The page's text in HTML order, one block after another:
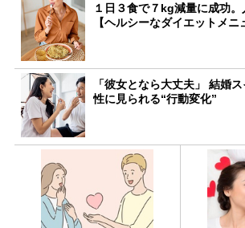
１日３食で７kg減量に成功
【ヘルシーなダイエットメニ
「彼女となら大丈夫」 結婚
性に見られる“行動変化”